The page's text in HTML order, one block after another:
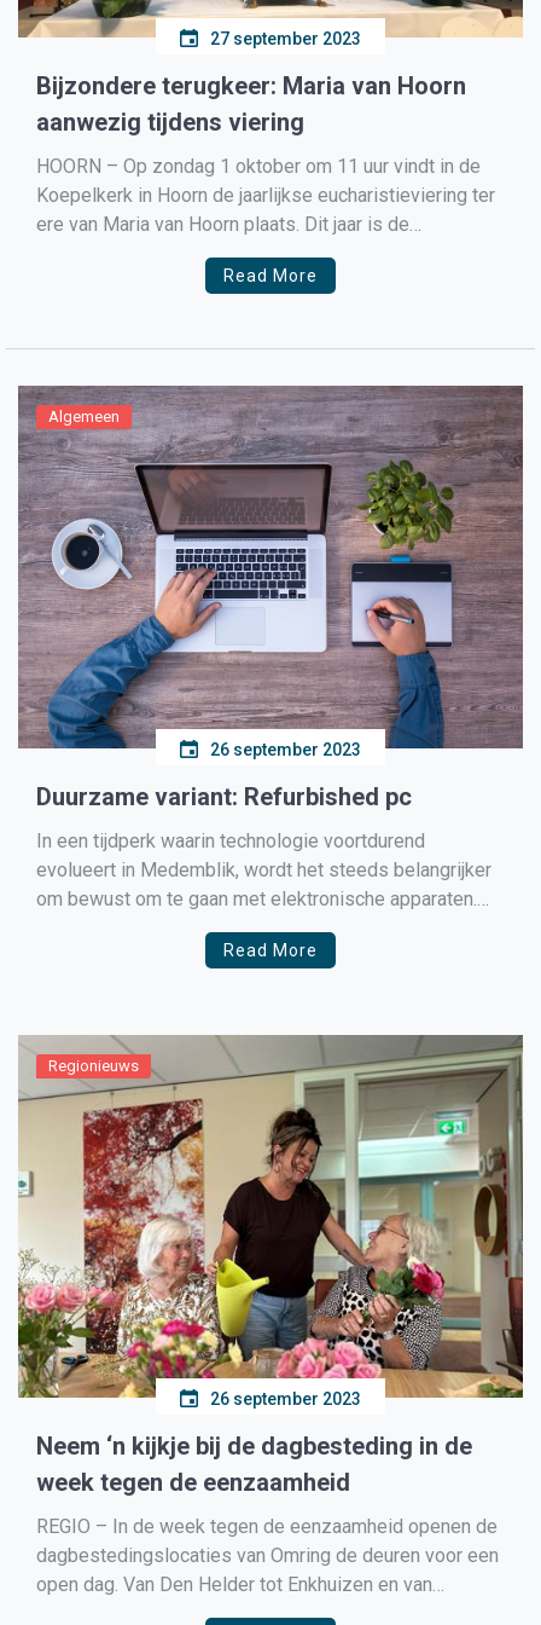
27 september 2023
Bijzondere terugkeer: Maria van Hoorn
aanwezig tijdens viering
HOORN – Op zondag 1 oktober om 11 uur vindt in de
Koepelkerk in Hoorn de jaarlijkse eucharistieviering ter
ere van Maria van Hoorn plaats. Dit jaar is de
aanwezigheid van het beeld Maria van Hoorn extra
speciaal, aangezien het beeld normaal gesproken in
Read More
Algemeen
26 september 2023
Duurzame variant: Refurbished pc
In een tijdperk waarin technologie voortdurend
evolueert in Medemblik, wordt het steeds belangrijker
om bewust om te gaan met elektronische apparaten.
Een duurzame variant die de laatste tijd aan populariteit
wint, is de refurbished pc. In dit artikel gaan we dieper
Read More
Regionieuws
26 september 2023
Neem ‘n kijkje bij de dagbesteding in de
week tegen de eenzaamheid
REGIO – In de week tegen de eenzaamheid openen de
dagbestedingslocaties van Omring de deuren voor een
open dag. Van Den Helder tot Enkhuizen en van
Wervershoof tot Hoorn: tussen 2 en 6 oktober is